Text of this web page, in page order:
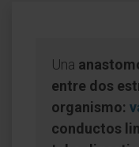
Una
entre dos
organismo:
conductos